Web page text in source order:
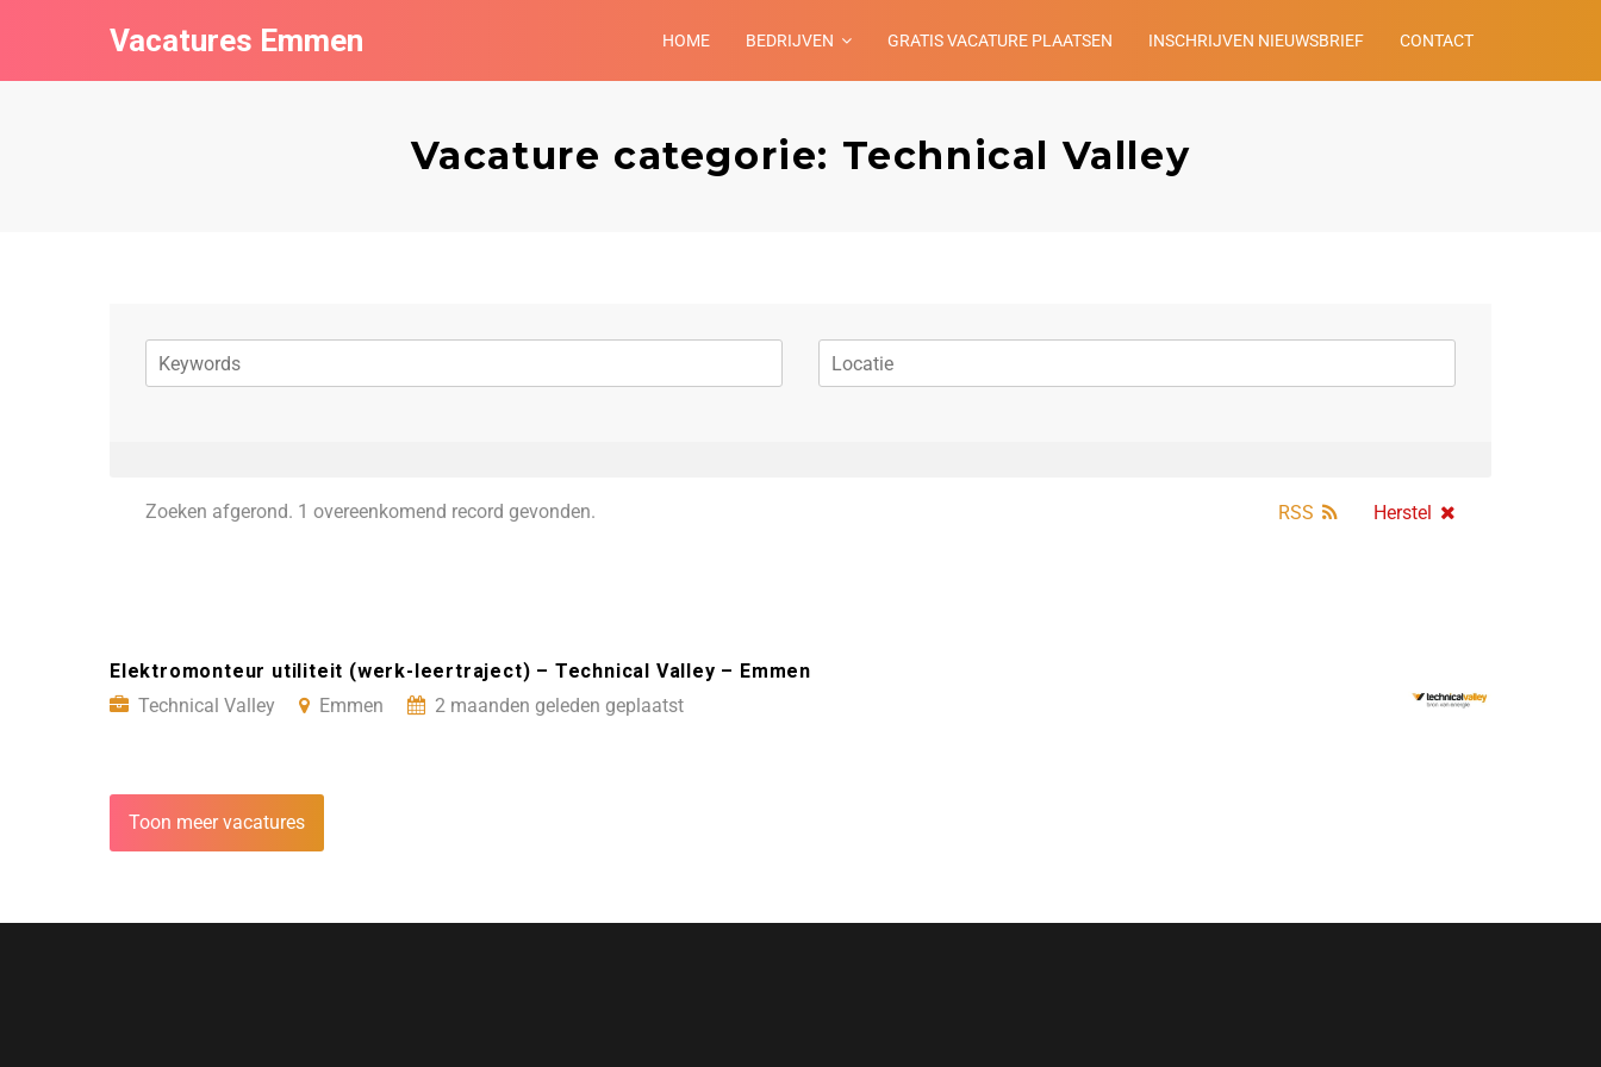
Vacatures Emmen HOME BEDRIJVEN GRATIS VACATURE PLAATSEN INSCHRIJVEN NIEUWSBRIEF CONTACT
Vacature categorie: Technical Valley
Zoeken afgerond. 1 overeenkomend record gevonden. Herstel
RSS
Elektromonteur utiliteit (werk-leertraject) – Technical Valley – Emmen
Technical Valley
Emmen 2 maanden geleden geplaatst
Toon meer vacatures